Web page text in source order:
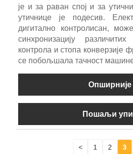
је и за раван спој и за
утичнице је подесив.
дигитално контролисан,
синхронизацију
контрола и стопа конверзије
се побољшала тачност
Опширније
Пошаљи
< 1 2 3